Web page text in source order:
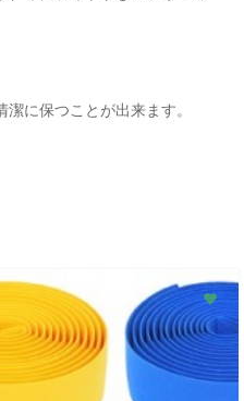
に保つことが出来ます。